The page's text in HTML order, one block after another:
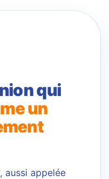
qui
un
aussi appelée